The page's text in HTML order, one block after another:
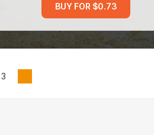
BUY FOR $0.73
3